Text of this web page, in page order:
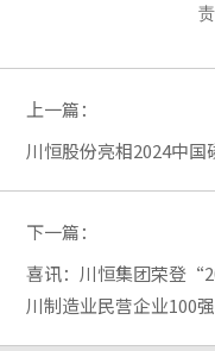
上一篇：
川恒股份亮相2024中国
下一篇：
喜讯：川恒集团荣登
川制造业民营企业100